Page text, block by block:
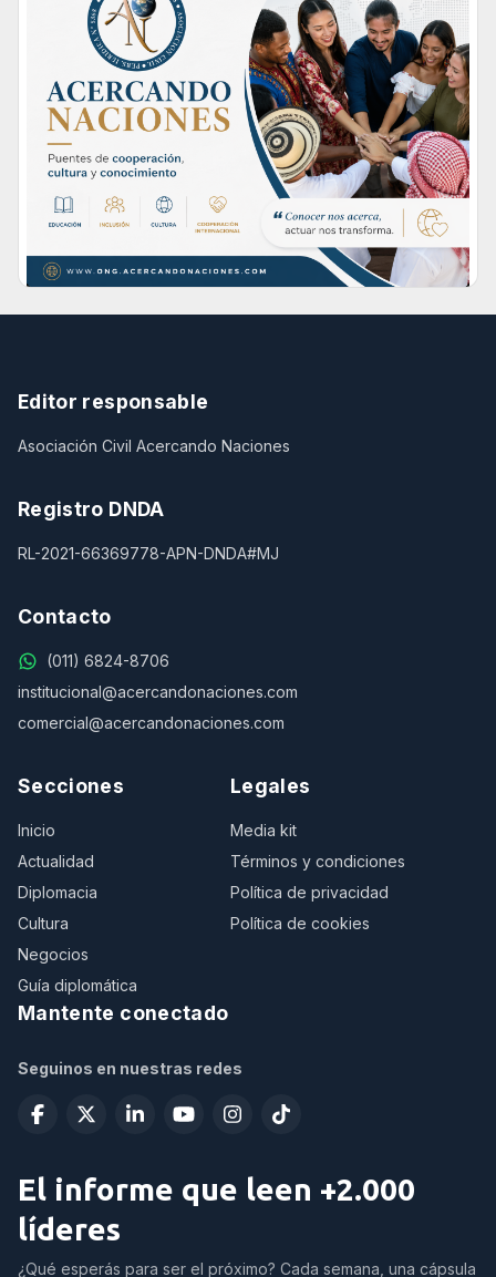
Editor responsable
Asociación Civil Acercando Naciones
Registro DNDA
RL-2021-66369778-APN-DNDA#MJ
Contacto
(011) 6824-8706
institucional@acercandonaciones.com
comercial@acercandonaciones.com
Secciones
Inicio
Actualidad
Diplomacia
Cultura
Negocios
Guía diplomática
Legales
Media kit
Términos y condiciones
Política de privacidad
Política de cookies
Mantente conectado
Seguinos en nuestras redes
El informe que leen +2.000
líderes
¿Qué esperás para ser el próximo? Cada semana, una cápsula